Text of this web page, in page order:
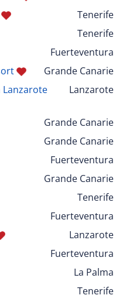
Tenerife
Tenerife
Fuerteventura
Grande Canarie
Lanzarote
Lanzarote
Grande Canarie
Grande Canarie
Fuerteventura
Grande Canarie
Tenerife
Fuerteventura
Lanzarote
Fuerteventura
La Palma
Tenerife